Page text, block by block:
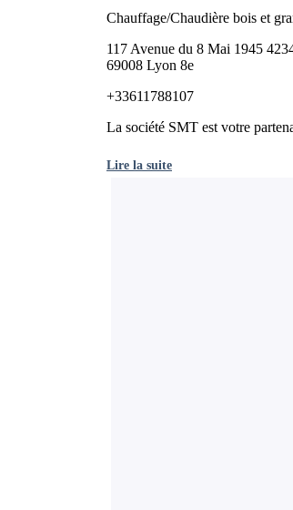
Chauffage/Chaudière bois et
117 Avenue du 8 Mai 1945
69008 Lyon 8e
+33611788107
La société SMT est votre
Lire la suite